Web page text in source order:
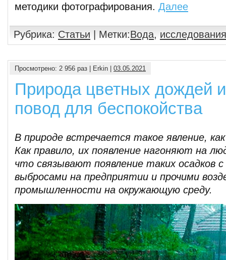
методики фотографирования. Далее
Рубрика: Статьи | Метки:Вода, исследования
Просмотрено: 2 956 раз | Erkin | 03.05.2021
Природа цветных дождей
повод для беспокойства
В природе встречается такое явление,
Как правило, их появление нагоняют на
что связывают появление таких осадков
выбросами на предприятии и прочими
промышленности на окружающую среду.